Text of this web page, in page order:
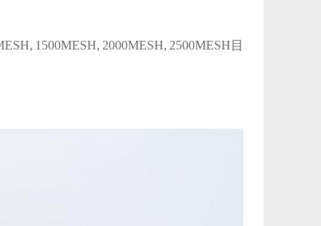
1500MESH, 2000MESH, 2500MESH目